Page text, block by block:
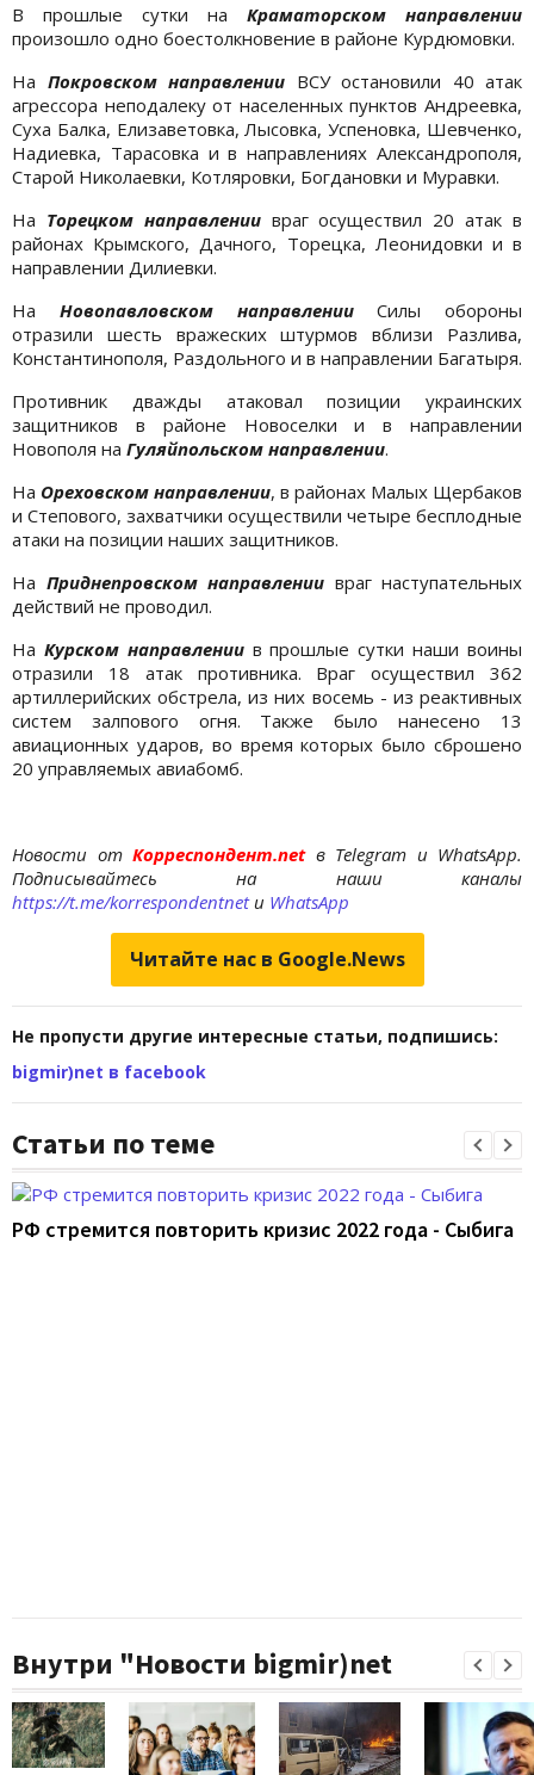
В прошлые сутки на Краматорском направлении
произошло одно боестолкновение в районе Курдюмовки.
На Покровском направлении ВСУ остановили 40 атак
агрессора неподалеку от населенных пунктов Андреевка,
Суха Балка, Елизаветовка, Лысовка, Успеновка, Шевченко,
Надиевка, Тарасовка и в направлениях Александрополя,
Старой Николаевки, Котляровки, Богдановки и Муравки.
На Торецком направлениивраг осуществил 20 атак в
районах Крымского, Дачного, Торецка, Леонидовки и в
направлении Дилиевки.
На Новопавловском направленииСилы обороны
отразили шесть вражеских штурмов вблизи Разлива,
Константинополя, Раздольного и в направлении Багатыря.
Противник дважды атаковал позиции украинских
защитников в районе Новоселки и в направлении
Новополя на Гуляйпольском направлении.
На Ореховском направлении, в районах Малых Щербаков
и Степового, захватчики осуществили четыре бесплодные
атаки на позиции наших защитников.
На Приднепровском направлении враг наступательных
действий не проводил.
На Курском направлениив прошлые сутки наши воины
отразили 18 атак противника. Враг осуществил 362
артиллерийских обстрела, из них восемь - из реактивных
систем залпового огня. Также было нанесено 13
авиационных ударов, во время которых было сброшено
20 управляемых авиабомб.
Новости отКорреспондент.net в Telegram и WhatsApp.
Подписывайтесь на наши каналы
https://t.me/korrespondentnetи WhatsApp
Читайте нас в Google.News
Не пропусти другие интересные статьи, подпишись:
bigmir)net в facebook
Статьи по теме
РФ стремится повторить кризис 2022 года - Сыбига
Внутри "Новости bigmir)net